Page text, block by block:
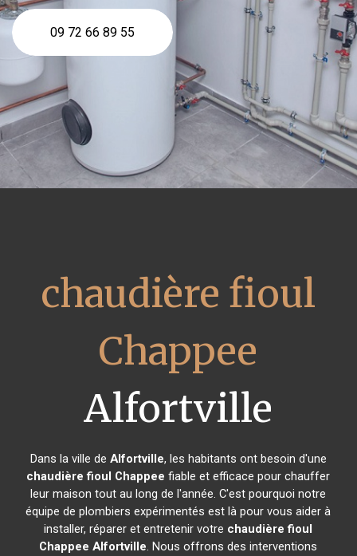
09 72 66 89 55
chaudière fioul
Chappee
Alfortville
Dans la ville de Alfortville, les habitants ont besoin d'une
chaudière fioul Chappee fiable et efficace pour chauffer
leur maison tout au long de l'année. C'est pourquoi notre
équipe de plombiers expérimentés est là pour vous aider à
installer, réparer et entretenir votre chaudière fioul
Chappee Alfortville. Nous offrons des interventions